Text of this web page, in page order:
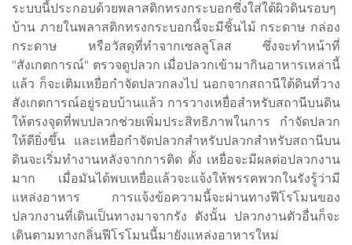
ระบบนี้ประกอบด้วยพลาสติกทรงกระบอกซึ่งใส่ใต้ผิวดินรอบๆ
บ้าน ภายในพลาสติกทรงกระบอกนี้จะมีชิ้นไม้ กระดาษ กล่อง
กระดาษ หรือวัสดุที่ทำจากเซลลูโลส ซึ่งจะทำหน้าที่
"สังเกตการณ์" ตรวจดูปลวก เมื่อปลวกเข้ามากินอาหารเหล่านี้
แล้ว ก็จะเติมเหยื่อกำจัดปลวกลงไป นอกจากสถานีใต้ดินที่วาง
สังเกตการณ์อยู่รอบบ้านแล้ว การวางเหยื่อสำหรับสถานีบนดิน
ให้ตรงจุดที่พบปลวกช่วยเพิ่มประสิทธิภาพในการ กำจัดปลวก
ให้ดียิ่งขึ้น และเหยื่อกำจัดปลวกสำหรับปลวกสำหรับสถานีบน
ดินจะเริ่มทำงานหลังจากการติด ตั้ง เหยื่อจะมีผลต่อปลวกงาน
มาก เมื่อมันได้พบเหยื่อแล้วจะแจ้งให้พรรคพวกในรังรู้ว่ามี
แหล่งอาหาร การแจ้งข้อความนี้จะผ่านทางฟีโรโมนของ
ปลวกงานที่เดินเป็นทางมาจากรัง ดังนั้น ปลวกงานตัวอื่นก็จะ
เดินตามทางกลิ่นฟีโรโมนนี้มายังแหล่งอาหารใหม่